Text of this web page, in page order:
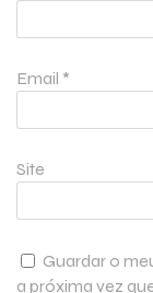
Email *
Site
Guardar o
a próxima vez